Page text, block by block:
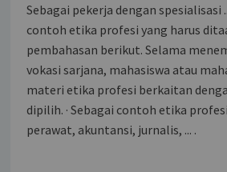
Sebagai pekerja dengan spesialisasi
contoh etika profesi yang harus
pembahasan berikut. Selama
vokasi sarjana, mahasiswa atau
materi etika profesi berkaitan
dipilih. · Sebagai contoh etika
perawat, akuntansi, jurnalis, ... .